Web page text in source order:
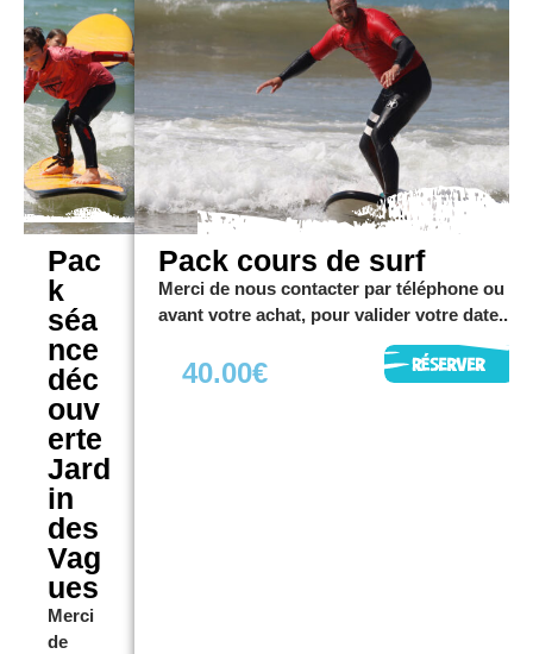
Pac
k
séa
nce
déc
ouv
erte
Jard
in
des
Vag
ues
Merci
de
Pack cours de surf
Merci de nous contacter par téléphone ou
avant votre achat, pour valider votre date...
40.00€
tion
SUP
Merci
de
nous
contact
er par
télépho
ne ou
email
avant
votre
achat,
pour
valider
votre
date...
2
5
.
0